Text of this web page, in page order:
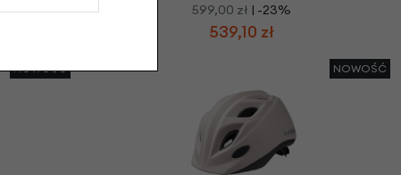
599,00 zł | -23%
539,10 zł
NOWOŚĆ NOWOŚĆ